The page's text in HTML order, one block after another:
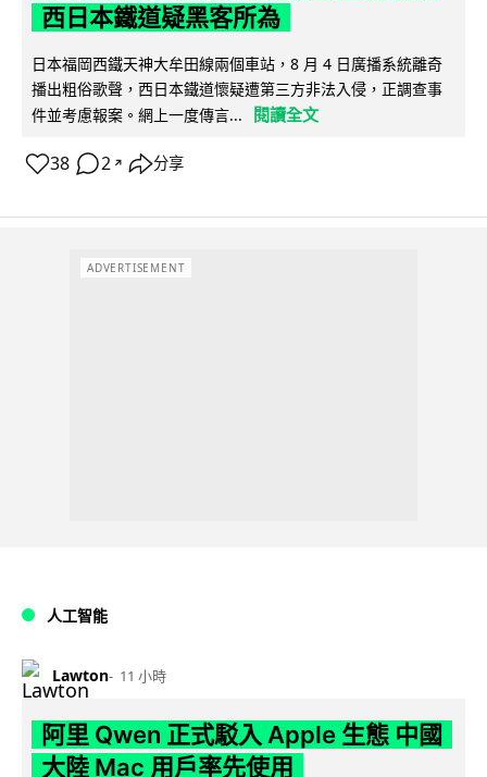
西日本鐵道疑黑客所為
日本福岡西鐵天神大牟田線兩個車站，8 月 4 日廣播系統離奇
播出粗俗歌聲，西日本鐵道懷疑遭第三方非法入侵，正調查事
件並考慮報案。網上一度傳言...
閱讀全文
38 2 ↗ 分享
ADVERTISEMENT
人工智能
Lawton 11 小時
阿里 Qwen 正式駁入 Apple 生態 中國
大陸 Mac 用戶率先使用